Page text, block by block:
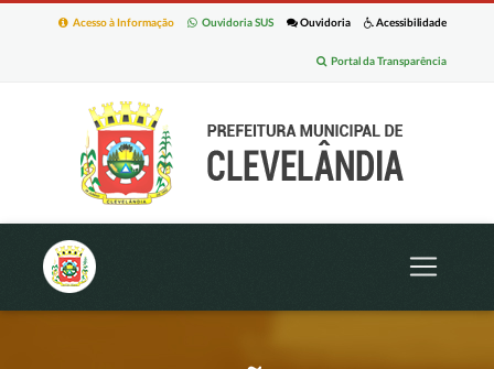
Acessibilidade
Ouvidoria
Ouvidoria SUS
Acesso à Informação
Portal da Transparência